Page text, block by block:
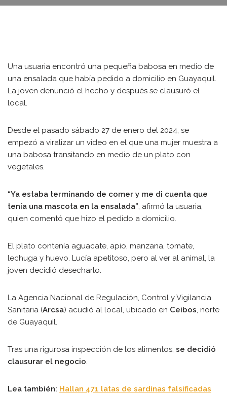
Una usuaria encontró una pequeña babosa en medio de
una ensalada que había pedido a domicilio en Guayaquil.
La joven denunció el hecho y después se clausuró el
local.
Desde el pasado sábado 27 de enero del 2024, se
empezó a viralizar un video en el que una mujer muestra a
una babosa transitando en medio de un plato con
vegetales.
“Ya estaba terminando de comer y me di cuenta que
tenía una mascota en la ensalada”, afirmó la usuaria,
quien comentó que hizo el pedido a domicilio.
El plato contenía aguacate, apio, manzana, tomate,
lechuga y huevo. Lucía apetitoso, pero al ver al animal, la
joven decidió desecharlo.
La Agencia Nacional de Regulación, Control y Vigilancia
Sanitaria (Arcsa) acudió al local, ubicado en Ceibos, norte
de Guayaquil.
Tras una rigurosa inspección de los alimentos, se decidió
clausurar el negocio.
Lea también: Hallan 471 latas de sardinas falsificadas